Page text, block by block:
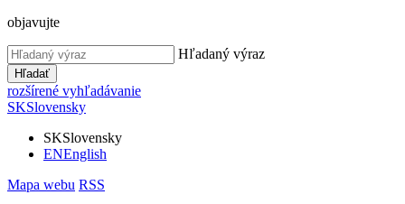
objavujte
Hľadaný výraz
Hľadať
rozšírené vyhľadávanie
SKSlovensky
SKSlovensky
ENEnglish
Mapa webu RSS